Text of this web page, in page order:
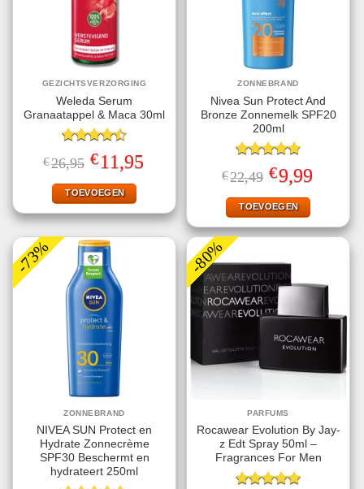
GEZICHTSVERZORGING
Weleda Serum
Granaatappel & Maca 30ml
Gewaardeerd
4.50uit 5
€26,95 Oorspronkelijke
prijs
was:
€26,95.
€11,95prijs
TOEVOEGEN
ZONNEBRAND
Nivea Sun Protect And
Bronze Zonnemelk SPF20
200ml
Gewaardeerd
4.78uit 5
€22,49 Oorspronkelijke
prijs
was:
€22,49.
€9,99Huidige
prijs
TOEVOEGEN
-73%
ZONNEBRAND
NIVEA SUN Protect en
Hydrate Zonnecrème
SPF30 Beschermt en
hydrateert 250ml
-80%
PARFUMS
Rocawear Evolution By Jay-
z Edt Spray 50ml –
Fragrances For Men